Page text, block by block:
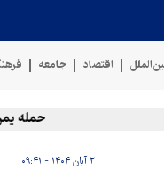
اقتصاد جامعه
حمله یمن
۲ آبان ۱۴۰۴ - ۰۹:۴۱